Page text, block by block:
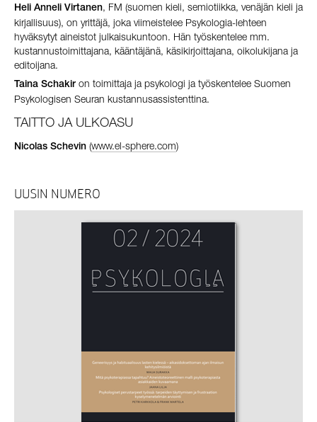
Heli Anneli Virtanen, FM (suomen kieli, semiotiikka, venäjän kieli ja
kirjallisuus), on yrittäjä, joka viimeistelee Psykologia-lehteen
hyväksytyt aineistot julkaisukuntoon. Hän työskentelee mm.
kustannustoimittajana, kääntäjänä, käsikirjoittajana, oikolukijana ja
editoijana.
Taina Schakir on toimittaja ja psykologi ja työskentelee Suomen
Psykologisen Seuran kustannusassistenttina.
TAITTO JA ULKOASU
Nicolas Schevin (www.el-sphere.com)
UUSIN NUMERO